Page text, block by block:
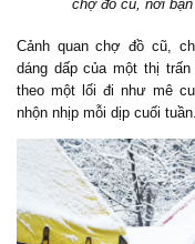
chợ đồ cũ, nơi
Cảnh quan chợ đồ cũ,
dáng dấp của một thị
theo một lối đi như mê
nhộn nhịp mỗi dịp cuối tuần.